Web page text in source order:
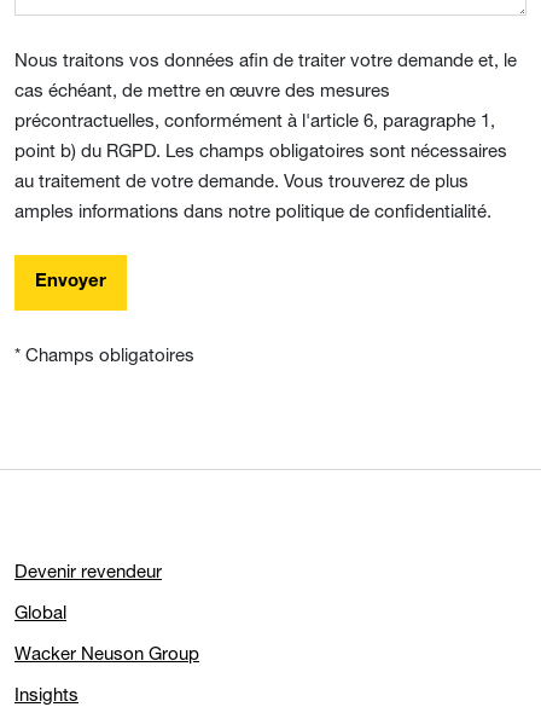
Nous traitons vos données afin de traiter votre demande et, le
cas échéant, de mettre en œuvre des mesures
précontractuelles, conformément à l'article 6, paragraphe 1,
point b) du RGPD. Les champs obligatoires sont nécessaires
au traitement de votre demande. Vous trouverez de plus
amples informations dans notre politique de confidentialité.
Envoyer
* Champs obligatoires
Devenir revendeur
Global
Wacker Neuson Group
Insights